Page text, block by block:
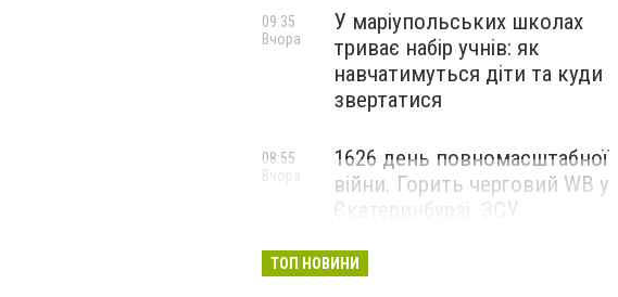
У маріупольських школах
триває набір учнів: як
навчатимуться діти та куди
звертатися
09:35
Вчора
1626 день повномасштабної
війни. Горить черговий WB у
Єкатеринбурзі. ЗСУ
Маріуполі
08:55
Вчора
ТОП НОВИНИ